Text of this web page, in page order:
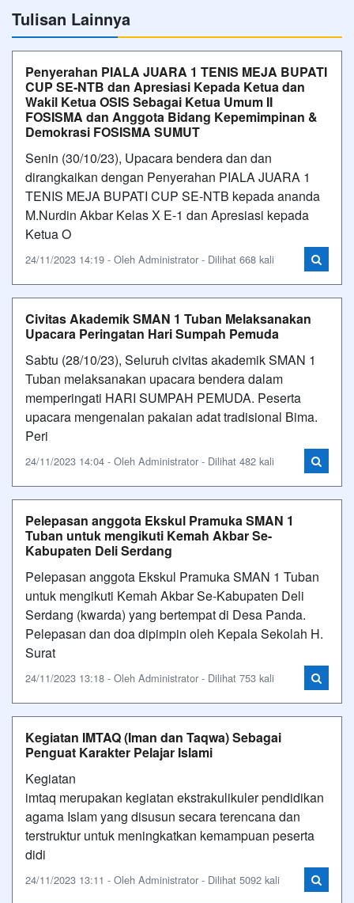
Tulisan Lainnya
Penyerahan PIALA JUARA 1 TENIS MEJA BUPATI
CUP SE-NTB dan Apresiasi Kepada Ketua dan
Wakil Ketua OSIS Sebagai Ketua Umum II
FOSISMA dan Anggota Bidang Kepemimpinan &
Demokrasi FOSISMA SUMUT
Senin (30/10/23), Upacara bendera dan dan
dirangkaikan dengan Penyerahan PIALA JUARA 1
TENIS MEJA BUPATI CUP SE-NTB kepada ananda
M.Nurdin Akbar Kelas X E-1 dan Apresiasi kepada
Ketua O
24/11/2023 14:19 - Oleh Administrator - Dilihat 668 kali
Civitas Akademik SMAN 1 Tuban Melaksanakan
Upacara Peringatan Hari Sumpah Pemuda
Sabtu (28/10/23), Seluruh civitas akademik SMAN 1
Tuban melaksanakan upacara bendera dalam
memperingati HARI SUMPAH PEMUDA. Peserta
upacara mengenalan pakaian adat tradisional Bima.
Peri
24/11/2023 14:04 - Oleh Administrator - Dilihat 482 kali
Pelepasan anggota Ekskul Pramuka SMAN 1
Tuban untuk mengikuti Kemah Akbar Se-
Kabupaten Deli Serdang
Pelepasan anggota Ekskul Pramuka SMAN 1 Tuban
untuk mengikuti Kemah Akbar Se-Kabupaten Deli
Serdang (kwarda) yang bertempat di Desa Panda.
Pelepasan dan doa dipimpin oleh Kepala Sekolah H.
Surat
24/11/2023 13:18 - Oleh Administrator - Dilihat 753 kali
Kegiatan IMTAQ (Iman dan Taqwa) Sebagai
Penguat Karakter Pelajar Islami
Kegiatan
imtaq merupakan kegiatan ekstrakulikuler pendidikan
agama Islam yang disusun secara terencana dan
terstruktur untuk meningkatkan kemampuan peserta
didi
24/11/2023 13:11 - Oleh Administrator - Dilihat 5092 kali